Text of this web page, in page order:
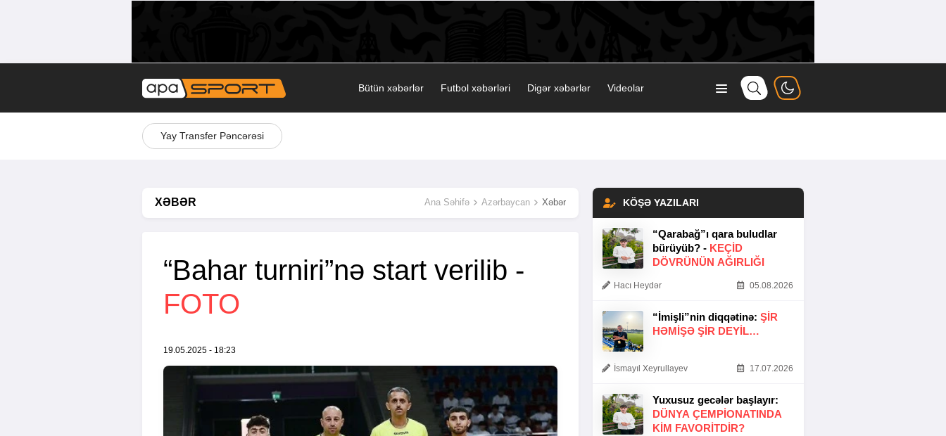
Bütün xəbərlər Futbol xəbərləri Digər xəbərlər Videolar
Yay Transfer Pəncərəsi
XƏBƏR Ana Səhifə Azərbaycan Xəbər
“Bahar turniri”nə start verilib -
FOTO
19.05.2025 - 18:23
KÖŞƏ YAZILARI
“Qarabağ”ı qara buludlar
bürüyüb? - KEÇID
DÖVRÜNÜN AĞIRLIĞI
Hacı Heydər 05.08.2026
“İmişli”nin diqqətinə: ŞIR
HƏMIŞƏ ŞIR DEYIL…
İsmayıl Xeyrullayev 17.07.2026
Yuxusuz gecələr başlayır:
DÜNYA ÇEMPIONATINDA
KIM FAVORITDIR?